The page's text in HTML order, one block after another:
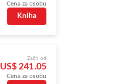
Cena za osobu
Kniha
Začít od
US$ 241.05
Cena za osobu